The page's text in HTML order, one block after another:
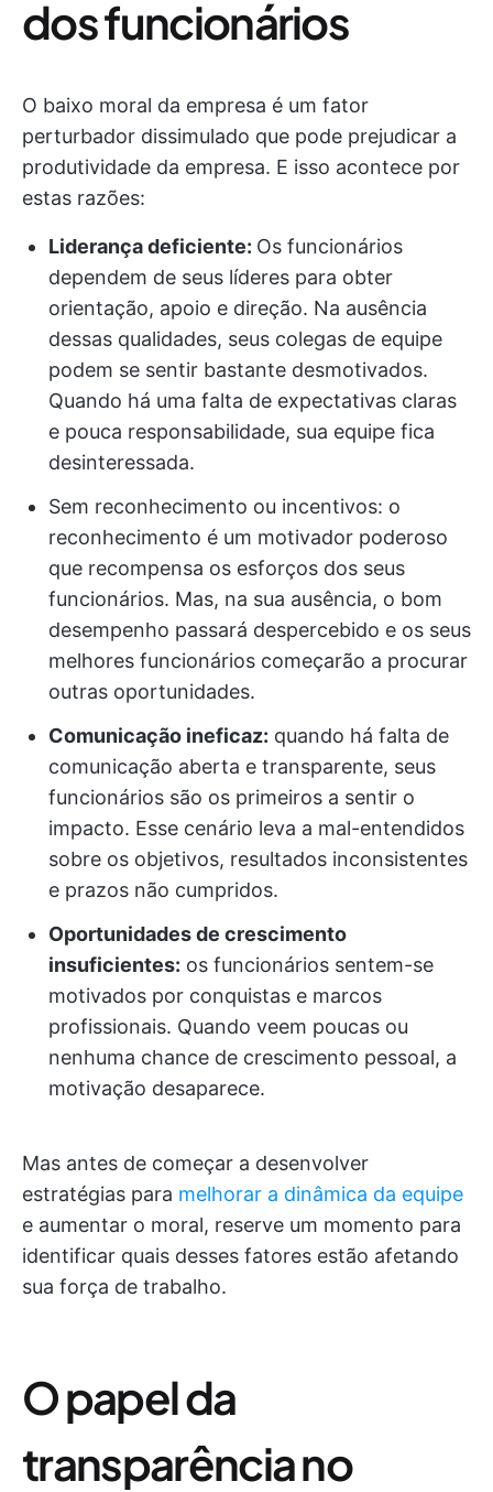
dos funcionários
O baixo moral da empresa é um fator
perturbador dissimulado que pode prejudicar a
produtividade da empresa. E isso acontece por
estas razões:
Liderança deficiente: Os funcionários
dependem de seus líderes para obter
orientação, apoio e direção. Na ausência
dessas qualidades, seus colegas de equipe
podem se sentir bastante desmotivados.
Quando há uma falta de expectativas claras
e pouca responsabilidade, sua equipe fica
desinteressada.
Sem reconhecimento ou incentivos: o
reconhecimento é um motivador poderoso
que recompensa os esforços dos seus
funcionários. Mas, na sua ausência, o bom
desempenho passará despercebido e os seus
melhores funcionários começarão a procurar
outras oportunidades.
Comunicação ineficaz: quando há falta de
comunicação aberta e transparente, seus
funcionários são os primeiros a sentir o
impacto. Esse cenário leva a mal-entendidos
sobre os objetivos, resultados inconsistentes
e prazos não cumpridos.
Oportunidades de crescimento
insuficientes: os funcionários sentem-se
motivados por conquistas e marcos
profissionais. Quando veem poucas ou
nenhuma chance de crescimento pessoal, a
motivação desaparece.
Mas antes de começar a desenvolver
estratégias para melhorar a dinâmica da equipe
e aumentar o moral, reserve um momento para
identificar quais desses fatores estão afetando
sua força de trabalho.
O papel da
transparência no